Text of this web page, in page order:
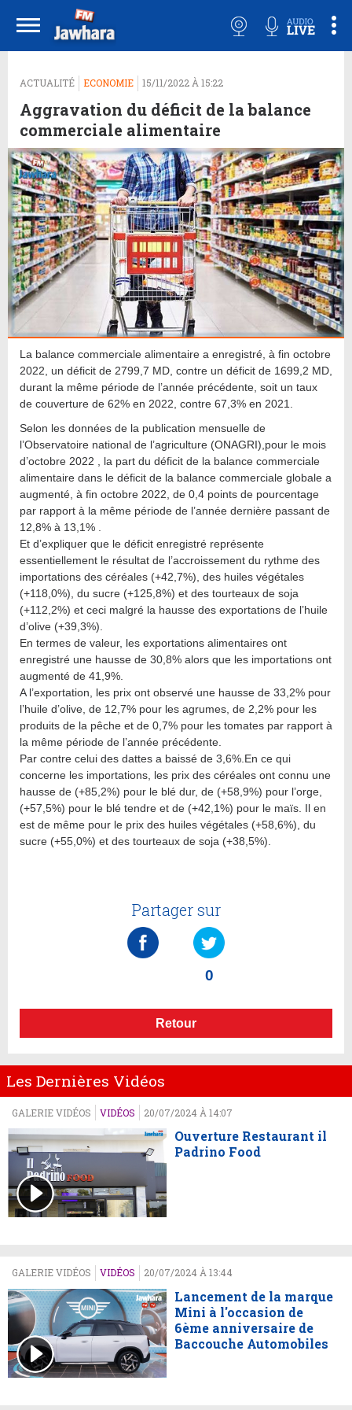
ACTUALITÉ ECONOMIE 15/11/2022 À 15:22
Aggravation du déficit de la balance
commerciale alimentaire
La balance commerciale alimentaire a enregistré, à fin octobre
2022, un déficit de 2799,7 MD, contre un déficit de 1699,2 MD,
durant la même période de l’année précédente, soit un taux
de couverture de 62% en 2022, contre 67,3% en 2021.
Selon les données de la publication mensuelle de
l’Observatoire national de l’agriculture (ONAGRI),pour le mois
d’octobre 2022 , la part du déficit de la balance commerciale
alimentaire dans le déficit de la balance commerciale globale a
augmenté, à fin octobre 2022, de 0,4 points de pourcentage
par rapport à la même période de l’année dernière passant de
12,8% à 13,1% .
Et d’expliquer que le déficit enregistré représente
essentiellement le résultat de l’accroissement du rythme des
importations des céréales (+42,7%), des huiles végétales
(+118,0%), du sucre (+125,8%) et des tourteaux de soja
(+112,2%) et ceci malgré la hausse des exportations de l’huile
d’olive (+39,3%).
En termes de valeur, les exportations alimentaires ont
enregistré une hausse de 30,8% alors que les importations ont
augmenté de 41,9%.
A l’exportation, les prix ont observé une hausse de 33,2% pour
l’huile d’olive, de 12,7% pour les agrumes, de 2,2% pour les
produits de la pêche et de 0,7% pour les tomates par rapport à
la même période de l’année précédente.
Par contre celui des dattes a baissé de 3,6%.En ce qui
concerne les importations, les prix des céréales ont connu une
hausse de (+85,2%) pour le blé dur, de (+58,9%) pour l’orge,
(+57,5%) pour le blé tendre et de (+42,1%) pour le maïs. Il en
est de même pour le prix des huiles végétales (+58,6%), du
sucre (+55,0%) et des tourteaux de soja (+38,5%).
Partager sur
0
Retour
Les Dernières Vidéos
GALERIE VIDÉOS VIDÉOS 20/07/2024 À 14:07
Ouverture Restaurant il
Padrino Food
GALERIE VIDÉOS VIDÉOS 20/07/2024 À 13:44
Lancement de la marque
Mini à l'occasion de
6ème anniversaire de
Baccouche Automobiles